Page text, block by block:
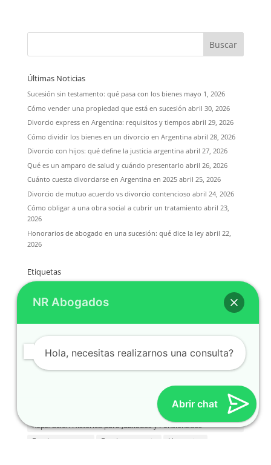
Últimas Noticias
Sucesión sin testamento: qué pasa con los bienes mayo 1, 2026
Cómo vender una propiedad que está en sucesión abril 30, 2026
Divorcio express en Argentina: requisitos y tiempos abril 29, 2026
Cómo dividir los bienes en un divorcio en Argentina abril 28, 2026
Divorcio con hijos: qué define la justicia argentina abril 27, 2026
Qué es un amparo de salud y cuándo presentarlo abril 26, 2026
Cuánto cuesta divorciarse en Argentina en 2025 abril 25, 2026
Divorcio de mutuo acuerdo vs divorcio contencioso abril 24, 2026
Cómo obligar a una obra social a cubrir un tratamiento abril 23,
2026
Honorarios de abogado en una sucesión: qué dice la ley abril 22,
2026
Etiquetas
Abogados para divorcio
accidente
Blanqueo del Empleo informal
Buenos Aires
CGT
Como pedir jubilacion
cuanto cuesta un divorcio
Derecho sucesorio
Eliminar término: Reparación Histórica para Jubilados
Reparación Histórica para Jubilados y Pensionados
Empleo en negro
Empleo precario
Herencias
NR Abogados
Hola, necesitas realizarnos una consulta?
Abrir chat